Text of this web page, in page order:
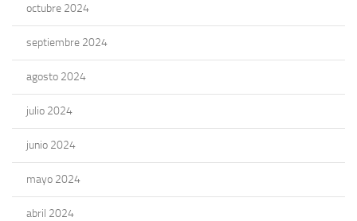
octubre 2024
septiembre 2024
agosto 2024
julio 2024
junio 2024
mayo 2024
abril 2024